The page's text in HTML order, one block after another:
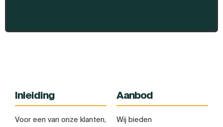
Inleiding
Voor een van onze klanten,
Aanbod
Wij bieden